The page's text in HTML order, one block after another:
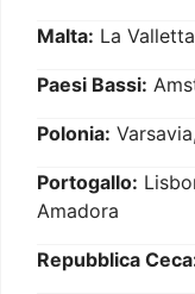
Malta: La
Paesi Bassi:
Polonia:
Portogallo:
Amadora
Repubblica